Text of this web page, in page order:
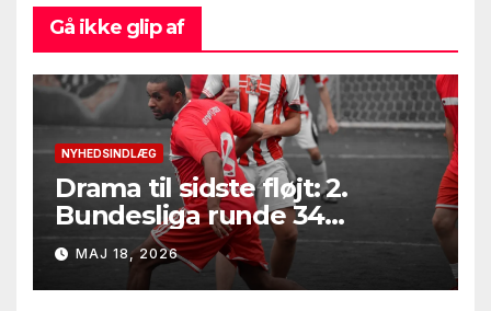
Gå ikke glip af
NYHEDSINDLÆG
Drama til sidste fløjt: 2.
Bundesliga runde 34
leverede seksmålsthriller,
målfest i Bielefeld og
afgørelser på marginalerne
MAJ 18, 2026